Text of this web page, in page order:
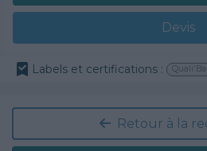
Devis
Labels et certifications :
Retour à la